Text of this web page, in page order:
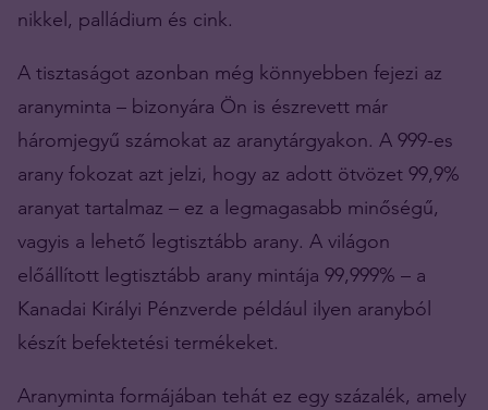
nikkel, palládium és cink.
A tisztaságot azonban még könnyebben fejezi az
aranyminta – bizonyára Ön is észrevett már
háromjegyű számokat az aranytárgyakon. A 999-es
arany fokozat azt jelzi, hogy az adott ötvözet 99,9%
aranyat tartalmaz – ez a legmagasabb minőségű,
vagyis a lehető legtisztább arany. A világon
előállított legtisztább arany mintája 99,999% – a
Kanadai Királyi Pénzverde például ilyen aranyból
készít befektetési termékeket.
Aranyminta formájában tehát ez egy százalék, amely